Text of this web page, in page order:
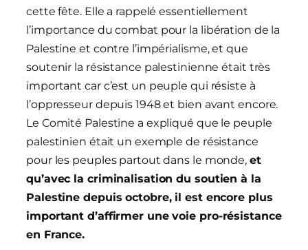
cette fête. Elle a rappelé essentiellement
l’importance du combat pour la libération de la
Palestine et contre l’impérialisme, et que
soutenir la résistance palestinienne était très
important car c’est un peuple qui résiste à
l’oppresseur depuis 1948 et bien avant encore.
Le Comité Palestine a expliqué que le peuple
palestinien était un exemple de résistance
pour les peuples partout dans le monde, et
qu’avec la criminalisation du soutien à la
Palestine depuis octobre, il est encore plus
important d’affirmer une voie pro-résistance
en France.